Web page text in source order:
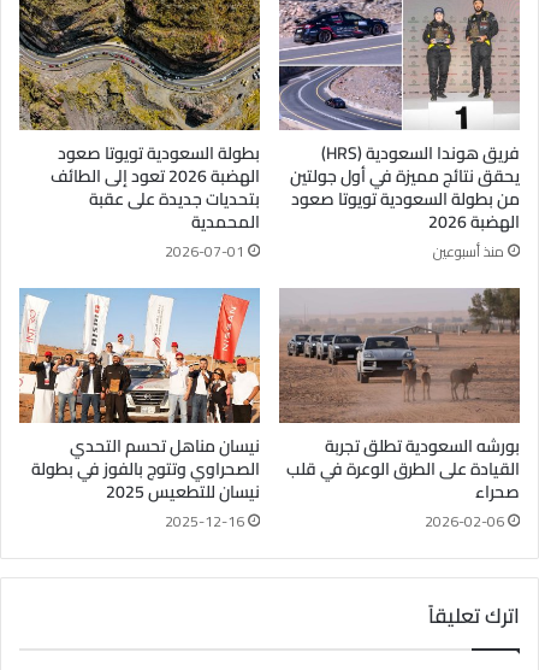
فريق هوندا السعودية (HRS)
يحقق نتائج مميزة في أول جولتين
من بطولة السعودية تويوتا صعود
الهضبة 2026
منذ أسبوعين
بطولة السعودية تويوتا صعود
الهضبة 2026 تعود إلى الطائف
بتحديات جديدة على عقبة
المحمدية
2026-07-01
بورشه السعودية تطلق تجربة
القيادة على الطرق الوعرة في قلب
صحراء
2026-02-06
نيسان مناهل تحسم التحدي
الصحراوي وتتوج بالفوز في بطولة
نيسان للتطعيس 2025
2025-12-16
اترك تعليقاً